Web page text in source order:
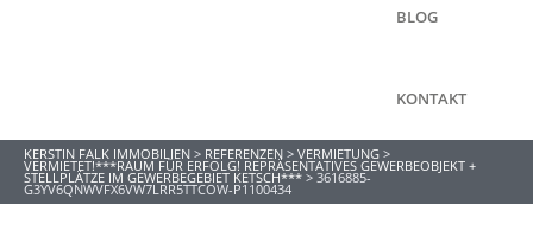
BLOG
KONTAKT
KERSTIN FALK IMMOBILIEN > REFERENZEN > VERMIETUNG >
VERMIETET!***RAUM FÜR ERFOLG! REPRÄSENTATIVES GEWERBEOBJEKT +
STELLPLÄTZE IM GEWERBEGEBIET KETSCH*** > 3616885-
G3YV6QNWVFX6VW7LRR5TTCOW-P1100434